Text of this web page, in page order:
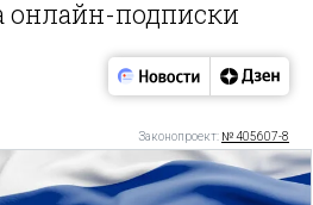
онлайн-подписки
Законопроект: № 405607-8